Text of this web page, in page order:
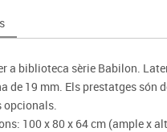
escolars, abatibles i
prestatges i taquilles
bancs i tamborets
Foam
a biblioteca sèrie Babilon.
de 19 mm. Els prestatges són
opcionals.
100 x 80 x 64 cm (ample x